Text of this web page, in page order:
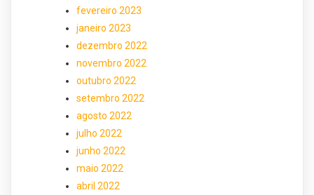
fevereiro 2023
janeiro 2023
dezembro 2022
novembro 2022
outubro 2022
setembro 2022
agosto 2022
julho 2022
junho 2022
maio 2022
abril 2022